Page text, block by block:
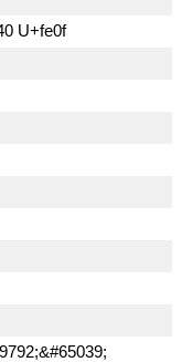
U+fe0f